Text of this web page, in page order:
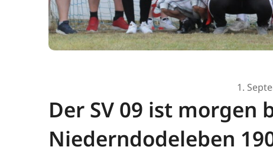
1.
Der SV 09 ist morgen
Niederndodeleben